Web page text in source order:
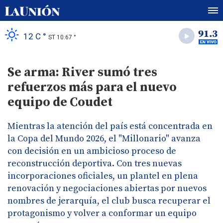
12 C ° ST 10.67 °
Se arma: River sumó tres
refuerzos más para el nuevo
equipo de Coudet
Mientras la atención del país está concentrada en
la Copa del Mundo 2026, el "Millonario" avanza
con decisión en un ambicioso proceso de
reconstrucción deportiva. Con tres nuevas
incorporaciones oficiales, un plantel en plena
renovación y negociaciones abiertas por nuevos
nombres de jerarquía, el club busca recuperar el
protagonismo y volver a conformar un equipo